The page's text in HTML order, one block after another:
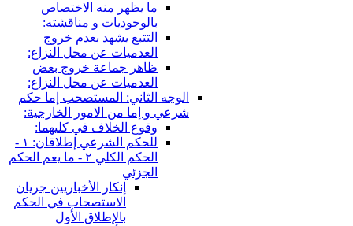
ما يظهر منه الاختصاص
بالوجوديات و مناقشته:
التتبع يشهد بعدم خروج
العدميات عن محل النزاع:
ظاهر جماعة خروج بعض
العدميات عن محل النزاع:
الوجه الثاني: المستصحب إما حكم
شرعي و إما من الامور الخارجية:
وقوع الخلاف في كليهما:
للحكم الشرعي إطلاقان: ١ -
الحكم الكلي ٢ - ما يعم الحكم
الجزئي
إنكار الأخباريين جريان
الاستصحاب في الحكم
بالإطلاق الأول